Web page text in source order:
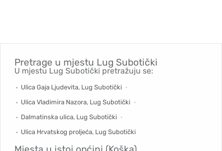
Pretrage u mjestu Lug Subotički
U mjestu Lug Subotički pretražuju se:
Ulica Gaja Ljudevita, Lug Subotički
Ulica Vladimira Nazora, Lug Subotički
Dalmatinska ulica, Lug Subotički
Ulica Hrvatskog proljeća, Lug Subotički